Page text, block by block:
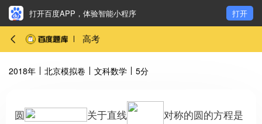
打开百度APP，体验智能小程序 打开
高考
2018年 北京模拟卷 文科数学 5分
圆 关于直线
对称的圆的方程是